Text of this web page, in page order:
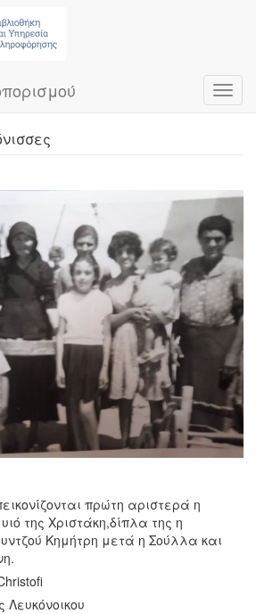
πρώτη αριστερά η
της Χριστάκη,δίπλα της η
Κημήτρη μετά η Σούλλα και
Λευκόνοικου